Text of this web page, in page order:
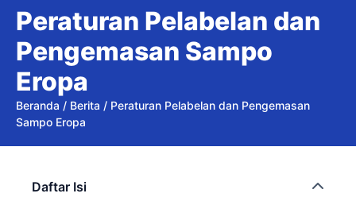
Peraturan Pelabelan dan
Pengemasan Sampo
Eropa
Beranda / Berita / Peraturan Pelabelan dan Pengemasan
Sampo Eropa
Daftar Isi